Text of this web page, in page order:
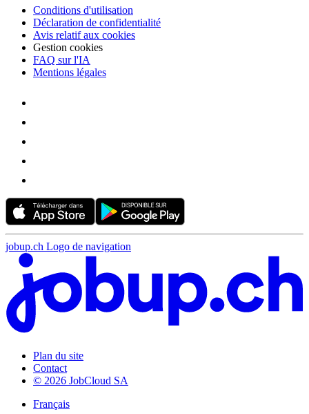
Conditions d'utilisation
Déclaration de confidentialité
Avis relatif aux cookies
Gestion cookies
FAQ sur l'IA
Mentions légales
jobup.ch Logo de navigation
Plan du site
Contact
© 2026 JobCloud SA
Français